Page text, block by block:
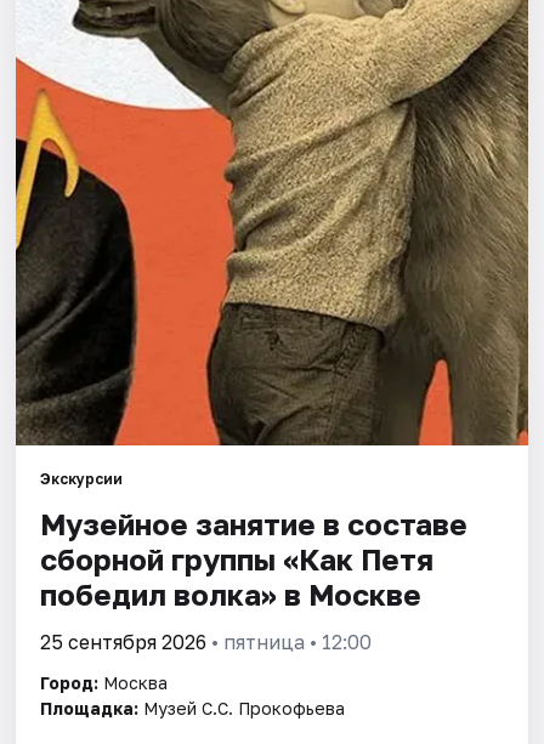
Города
Площадки
Артисты
Рейтинги
Экскурсии
Музейное занятие в составе
сборной группы «Как Петя
победил волкa» в Москве
25 сентября 2026 • пятница • 12:00
Город: Москва
Площадка: Музей С.С. Прокофьева